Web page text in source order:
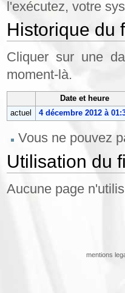
l'exécutez, votre
Historique du
Cliquer sur une
moment-là.
Date et heure
actuel
4 décembre 2012 à
Vous ne pouvez
Utilisation du
Aucune page
mentions